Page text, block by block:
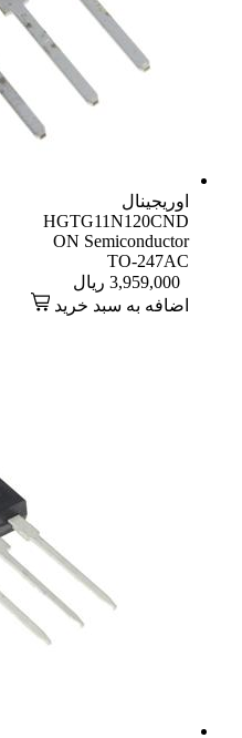
اوریجینال
HGTG11N120CND
ON Semiconductor
TO-247AC
3,959,000 ریال
اضافه به سبد خرید